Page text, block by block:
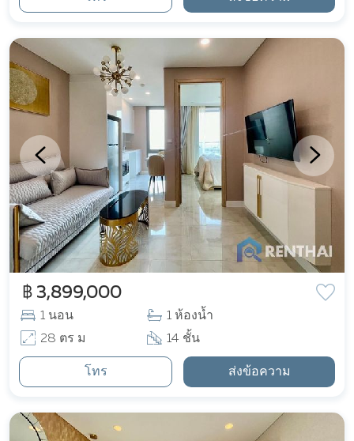
฿ 3,899,000
1 นอน
1 ห้องน้ำ
28 ตร ม
14 ชั้น
โทร ส่งข้อความ